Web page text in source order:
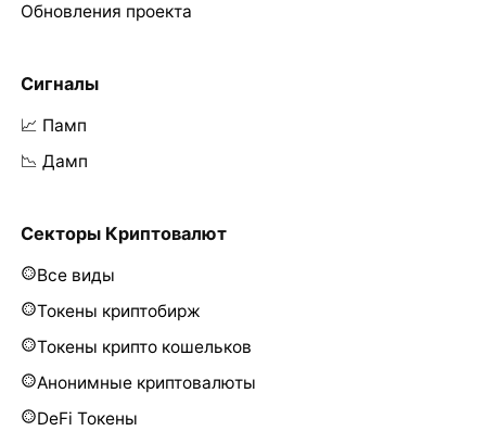
Обновления проекта
Сигналы
📈 Памп
📉 Дамп
Секторы Криптовалют
Все виды
Токены криптобирж
Токены крипто кошельков
Анонимные криптовалюты
DeFi Токены